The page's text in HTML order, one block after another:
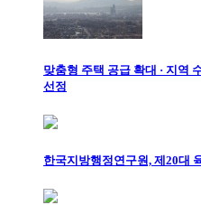
맞춤형 주택 공급 확대 · 지역
선정
한국지방행정연구원, 제20대